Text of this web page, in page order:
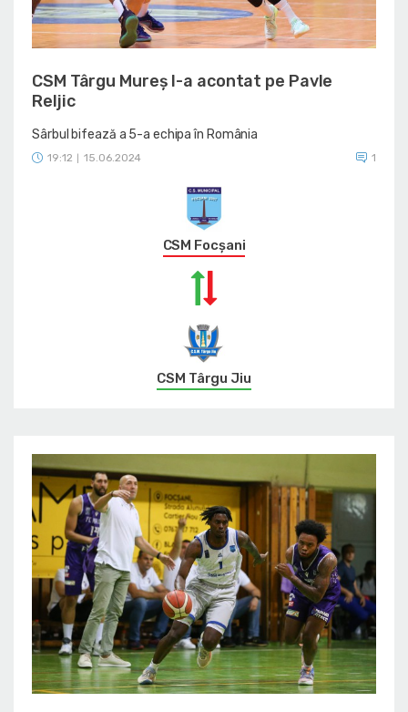
CSM Târgu Mureș l-a acontat pe Pavle
Reljic
Sârbul bifează a 5-a echipa în România
19:12 15.06.2024 1
CSM Focșani
CSM Târgu Jiu